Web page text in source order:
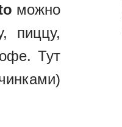
можно
пиццу,
Тут